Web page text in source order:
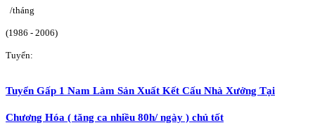
/tháng
(1986 - 2006)
Tuyển:
Tuyển Gấp 1 Nam Làm Sản Xuất Kết Cấu Nhà Xưởng Tại
Chương Hóa ( tăng ca nhiều 80h/ ngày ) chủ tốt